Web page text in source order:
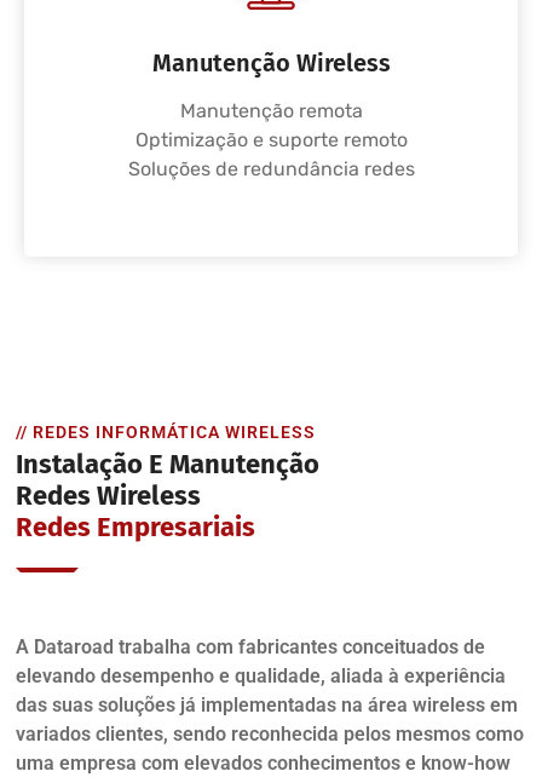
Manutenção Wireless
Manutenção remota
Optimização e suporte remoto
Soluções de redundância redes
// REDES INFORMÁTICA WIRELESS
Instalação E Manutenção
Redes Wireless
Redes Empresariais
A Dataroad trabalha com fabricantes conceituados de
elevando desempenho e qualidade, aliada à experiência
das suas soluções já implementadas na área wireless em
variados clientes, sendo reconhecida pelos mesmos como
uma empresa com elevados conhecimentos e know-how